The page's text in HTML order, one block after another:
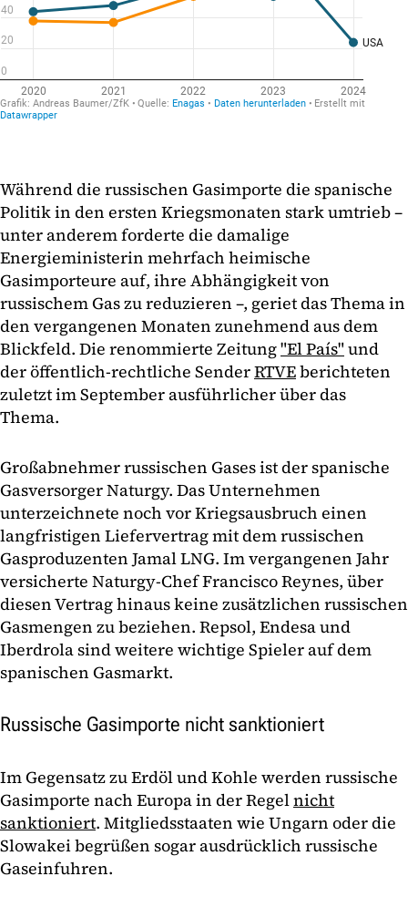
Während die russischen Gasimporte die spanische
Politik in den ersten Kriegsmonaten stark umtrieb –
unter anderem forderte die damalige
Energieministerin mehrfach heimische
Gasimporteure auf, ihre Abhängigkeit von
russischem Gas zu reduzieren –, geriet das Thema in
den vergangenen Monaten zunehmend aus dem
Blickfeld. Die renommierte Zeitung"El País"und
der öffentlich-rechtliche SenderRTVEberichteten
zuletzt im September ausführlicher über das
Thema.
Großabnehmer russischen Gases ist der spanische
Gasversorger Naturgy. Das Unternehmen
unterzeichnete noch vor Kriegsausbruch einen
langfristigen Liefervertrag mit dem russischen
Gasproduzenten Jamal LNG. Im vergangenen Jahr
versicherte Naturgy-Chef Francisco Reynes, über
diesen Vertrag hinaus keine zusätzlichen russischen
Gasmengen zu beziehen. Repsol, Endesa und
Iberdrola sind weitere wichtige Spieler auf dem
spanischen Gasmarkt.
Russische Gasimporte nicht sanktioniert
Im Gegensatz zu Erdöl und Kohle werden russische
Gasimporte nach Europa in der Regelnicht
sanktioniert. Mitgliedsstaaten wie Ungarn oder die
Slowakei begrüßen sogar ausdrücklich russische
Gaseinfuhren.